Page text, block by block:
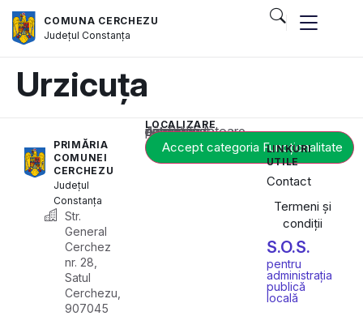
COMUNA CERCHEZU
JudețulConstanța
Urzicuța
PRIMĂRIA
COMUNEI
CERCHEZU
Județul
Constanța
Str.
General
Cerchez
nr. 28,
Satul
Cerchezu,
907045
LOCALIZARE
Acest conținut este blocat până când acceptați categoria corespunzătoare de cookie-uri.
Accept categoria Funcționalitate
LINKURI
UTILE
Contact
Termeni și
condiții
S.O.S.
pentru
administrația
publică
locală